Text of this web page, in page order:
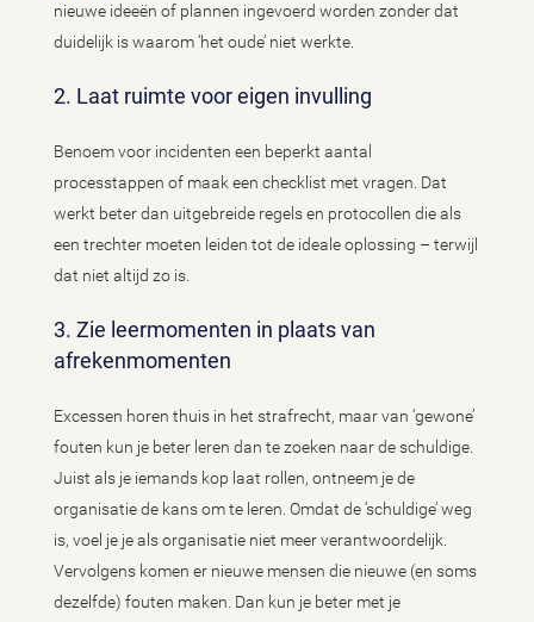
nieuwe ideeën of plannen ingevoerd worden zonder dat
duidelijk is waarom ‘het oude’ niet werkte.
2. Laat ruimte voor eigen invulling
Benoem voor incidenten een beperkt aantal
processtappen of maak een checklist met vragen. Dat
werkt beter dan uitgebreide regels en protocollen die als
een trechter moeten leiden tot de ideale oplossing – terwijl
dat niet altijd zo is.
3. Zie leermomenten in plaats van
afrekenmomenten
Excessen horen thuis in het strafrecht, maar van ‘gewone’
fouten kun je beter leren dan te zoeken naar de schuldige.
Juist als je iemands kop laat rollen, ontneem je de
organisatie de kans om te leren. Omdat de ‘schuldige’ weg
is, voel je je als organisatie niet meer verantwoordelijk.
Vervolgens komen er nieuwe mensen die nieuwe (en soms
dezelfde) fouten maken. Dan kun je beter met je